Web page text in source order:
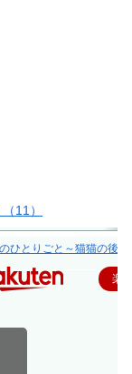
11）
ひとりごと～猫猫の後
楽